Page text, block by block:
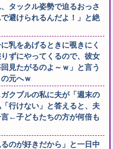
タックル姿勢で迫るおっさ
避けられるんだよ！」と絶
乳をあげるときに覗きにく
ずにやってくるので、彼女
見たがるのよ～ｗ」と言う
元へｗ
クブルの私に夫が「週末の
行けない」と答えると、夫
←子どもたちの方が何倍も
のが好きだから」と一日中